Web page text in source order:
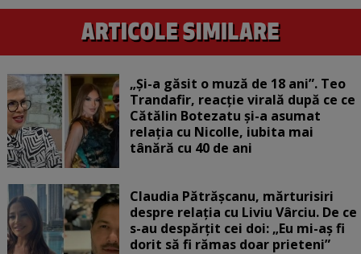
„Și-a găsit o muză de 18 ani”. Teo
Trandafir, reacție virală după ce ce
Cătălin Botezatu și-a asumat
relația cu Nicolle, iubita mai
tânără cu 40 de ani
Claudia Pătrășcanu, mărturisiri
despre relația cu Liviu Vârciu. De ce
s-au despărțit cei doi: „Eu mi-aș fi
dorit să fi rămas doar prieteni”